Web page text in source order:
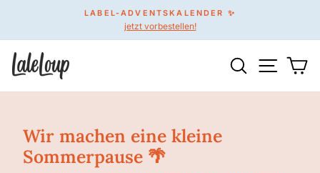
Inhalt
Pause
ENTDECKE UNSERE GRATIS-SCHNITTMUSTER ♥
für kreative Mini-Projekte.
Suche
Wir machen eine kleine
Sommerpause 🌴